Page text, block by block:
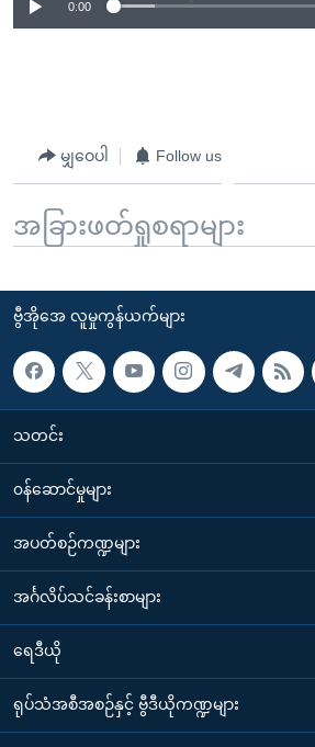
0:00
မျှဝေပါ Follow us
အခြားဖတ်ရှုစရာများ
ဗွီအိုအေ လူမှုကွန်ယက်များ
သတင်း
၀န်ဆောင်မှုများ
အပတ်စဉ်ကဏ္ဍများ
အင်္ဂလိပ်သင်ခန်းစာများ
ရေဒီယို
ရုပ်သံအစီအစဉ်နှင့် ဗွီဒီယိုကဏ္ဍများ